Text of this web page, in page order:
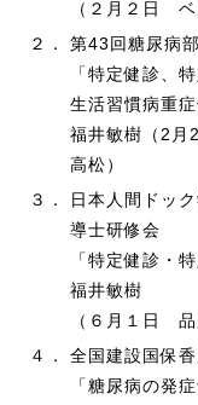
（２月２日
２．
第43回糖尿病
「特定健診、
生活習慣病
福井敏樹（2
高松）
３．
日本人間ドッ
導士研修会
「特定健診・
福井敏樹
（６月１日
４．
全国建設国保
「糖尿病の発